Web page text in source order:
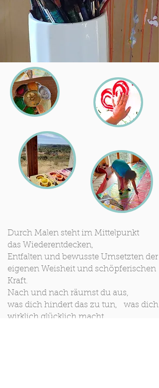
Durch Malen steht im Mittelpunkt
das Wiederentdecken,
Entfalten und bewusste Umsetzten der
eigenen Weisheit und schöpferischen
Kraft.
Nach und nach räumst du aus,
was dich hindert das zu tun, was dich
wirklich glücklich macht.